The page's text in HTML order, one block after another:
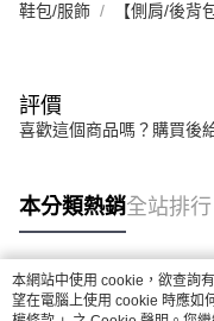
鞋包/服飾 【側肩/後背
評價
喜歡這個商品嗎？購買後
本分類熱銷全站排行
熱門標籤
本網站中使用 cookie，欲查詢
望在電腦上使用 cookie 時應如